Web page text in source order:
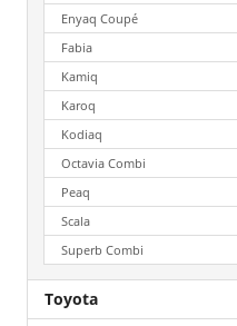
Enyaq Coupé
Fabia
Kamiq
Karoq
Kodiaq
Octavia Combi
Peaq
Scala
Superb Combi
Toyota